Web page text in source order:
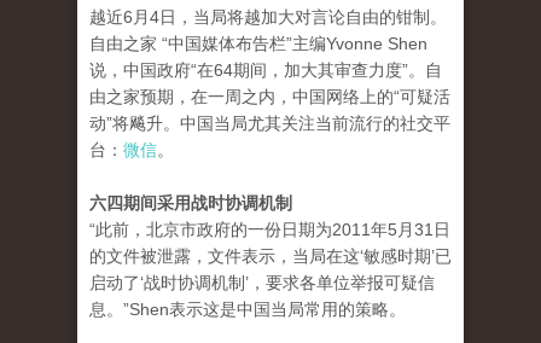
越近6月4日，当局将越加大对言论自由的钳制。
自由之家 “中国媒体布告栏”主编Yvonne Shen
说，中国政府“在64期间，加大其审查力度”。自
由之家预期，在一周之内，中国网络上的“可疑活
动”将飚升。中国当局尤其关注当前流行的社交平
台： 微信。
六四期间采用战时协调机制
“此前，北京市政府的一份日期为2011年5月31日
的文件被泄露，文件表示，当局在这‘敏感时期’已
启动了‘战时协调机制’，要求各单位举报可疑信
息。”Shen表示这是中国当局常用的策略。